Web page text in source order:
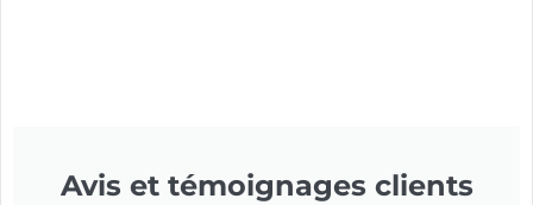
Avis et témoignages clients